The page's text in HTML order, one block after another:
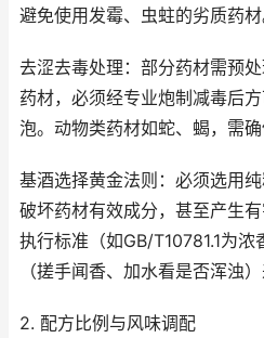
避免使用发霉、虫蛀的劣质药材
去涩去毒处理：部分药材需预
药材，必须经专业炮制减毒后
泡。动物类药材如蛇、蝎，需确
基酒选择黄金法则：必须选用
破坏药材有效成分，甚至产生
执行标准（如GB/T10781.1为
（搓手闻香、加水看是否浑浊）
2. 配方比例与风味调配